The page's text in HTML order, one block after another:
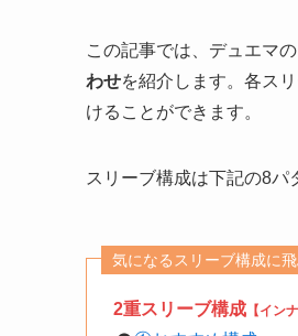
この記事では、デュエマ
わせを紹介します。各ス
けることができます。
スリーブ構成は下記の8パ
気になるスリーブ構成に
2重スリーブ構成 【イン